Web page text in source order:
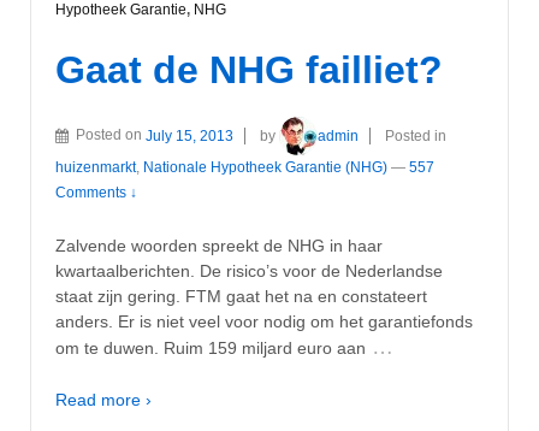
Hypotheek Garantie, NHG
Gaat de NHG failliet?
Posted on July 15, 2013 by admin
Posted in
huizenmarkt, Nationale Hypotheek Garantie (NHG) — 557
Comments ↓
Zalvende woorden spreekt de NHG in haar
kwartaalberichten. De risico’s voor de Nederlandse
staat zijn gering. FTM gaat het na en constateert
anders. Er is niet veel voor nodig om het garantiefonds
om te duwen. Ruim 159 miljard euro aan …
Read more ›